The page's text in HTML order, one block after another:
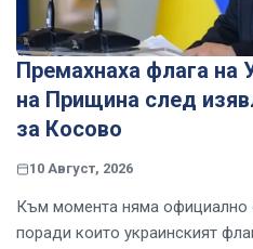
Премахнаха флага на
на Прищина след
за Косово
10 Август, 2026
Към момента няма официално
поради които украинският